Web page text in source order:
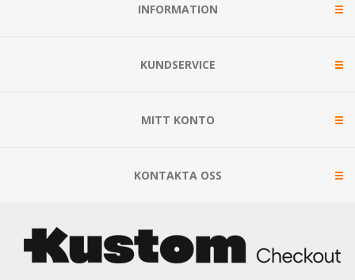
INFORMATION
KUNDSERVICE
MITT KONTO
KONTAKTA OSS